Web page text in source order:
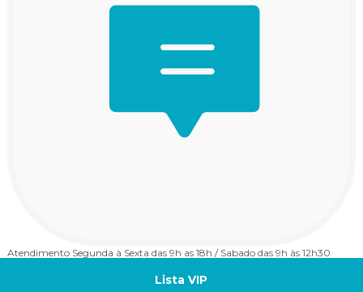
Atendimento Segunda à Sexta das 9h as 18h / Sabado das 9h às 12h30
Lista VIP